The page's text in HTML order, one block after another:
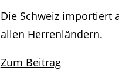
Die Schweiz importiert
allen Herrenländern.
Zum Beitrag